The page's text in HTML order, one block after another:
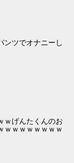
ツでオナニーし
ｗげんたくんのお
ｗｗｗｗｗｗｗｗ